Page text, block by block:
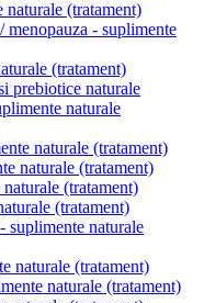
naturale (tratament)
menopauza - suplimente
(tratament)
prebiotice naturale
naturale
naturale (tratament)
naturale (tratament)
(tratament)
(tratament)
suplimente naturale
naturale (tratament)
naturale (tratament)